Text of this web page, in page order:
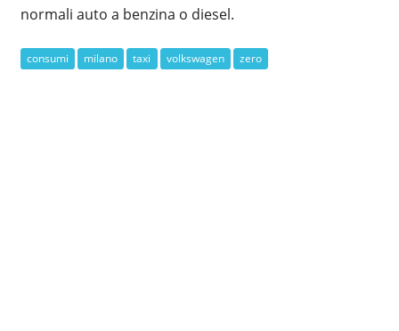
normali auto a benzina o diesel.
consumi milano taxi volkswagen zero